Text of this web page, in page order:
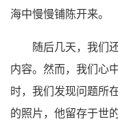
海中慢慢铺陈开来。
随后几天，我们
内容。然而，我们心
时，我们发现问题所
的照片，他留存于世